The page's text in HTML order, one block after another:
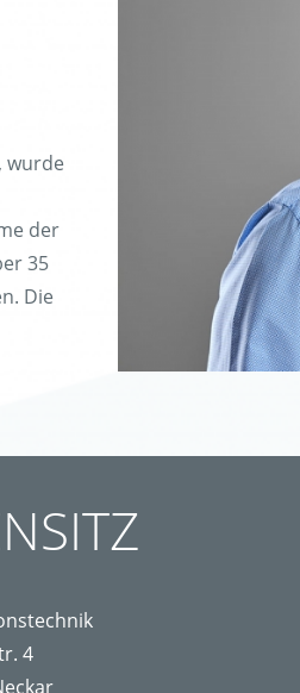
wurde
der
35
Die
4